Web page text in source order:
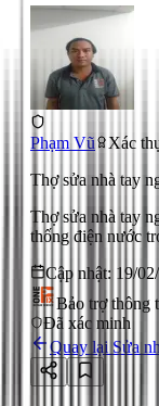
Phạm Vũ
Xác
Thợ sửa nhà tay
Thợ sửa nhà tay
thống điện nước
Cập nhật: 19/
Bảo trợ thông
Đã xác minh
Quay lại Sửa